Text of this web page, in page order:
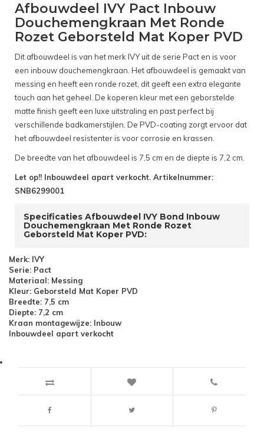
Afbouwdeel IVY Pact Inbouw
Douchemengkraan Met Ronde
Rozet Geborsteld Mat Koper PVD
Dit afbouwdeel is van het merk IVY uit de serie Pact en is voor
een inbouw douchemengkraan. Het afbouwdeel is gemaakt van
messing en heeft een ronde rozet, dit geeft een extra elegante
touch aan het geheel. De koperen kleur met een geborstelde
matte finish geeft een luxe uitstraling en past perfect bij
verschillende badkamerstijlen. De PVD-coating zorgt ervoor dat
het afbouwdeel resistenter is voor corrosie en krassen.
De breedte van het afbouwdeel is 7,5 cm en de diepte is 7,2 cm.
Let op!! Inbouwdeel apart verkocht. Artikelnummer:
SNB6299001
Specificaties Afbouwdeel IVY Bond Inbouw
Douchemengkraan Met Ronde Rozet
Geborsteld Mat Koper PVD:
Merk: IVY
Serie: Pact
Materiaal: Messing
Kleur: Geborsteld Mat Koper PVD
Breedte: 7,5 cm
Diepte: 7,2 cm
Kraan montagewijze: Inbouw
Inbouwdeel apart verkocht